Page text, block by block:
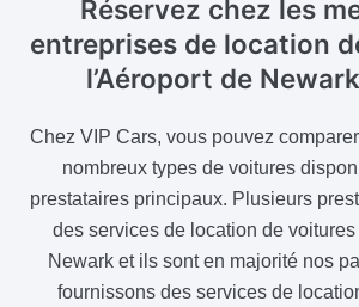
Réservez chez les
entreprises de location
l’Aéroport de
Chez VIP Cars, vous pouvez
nombreux types de voitures
prestataires principaux. Plusieurs
des services de location de voitures
Newark et ils sont en majorité nos
fournissons des services de